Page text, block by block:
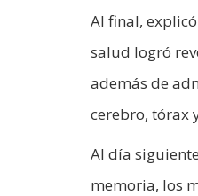
Al final,
salud logró
además de
cerebro, tórax
Al día
memoria, los